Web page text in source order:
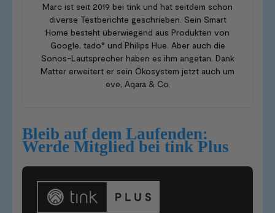
Marc ist seit 2019 bei tink und hat seitdem schon
diverse Testberichte geschrieben. Sein Smart
Home besteht überwiegend aus Produkten von
Google, tado° und Philips Hue. Aber auch die
Sonos-Lautsprecher haben es ihm angetan. Dank
Matter erweitert er sein Ökosystem jetzt auch um
eve, Aqara & Co.
Bleib auf dem Laufenden:
Werde Mitglied bei tink Plus